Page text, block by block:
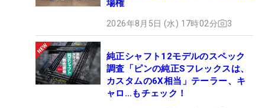
場権
2026年8月5日 (水) 17時02分 3
純正シャフト12モデルのスペック
調査「ピンの純正Sフレックスは、
カスタムの6X相当」テーラー、キ
ャロ…もチェック！